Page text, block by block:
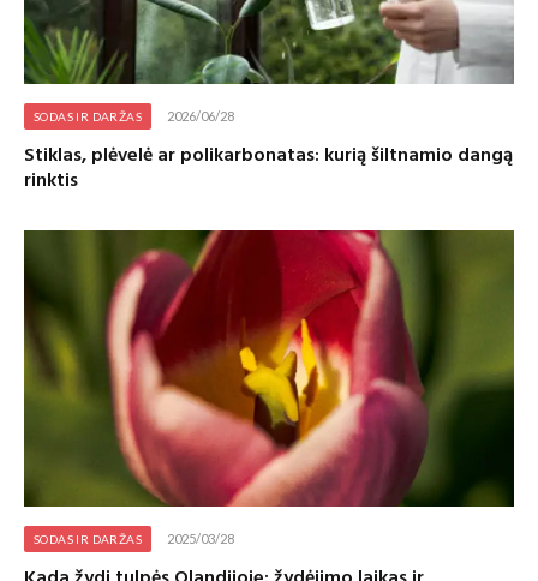
SODAS IR DARŽAS 2026/06/28
Stiklas, plėvelė ar polikarbonatas: kurią šiltnamio dangą
rinktis
SODAS IR DARŽAS 2025/03/28